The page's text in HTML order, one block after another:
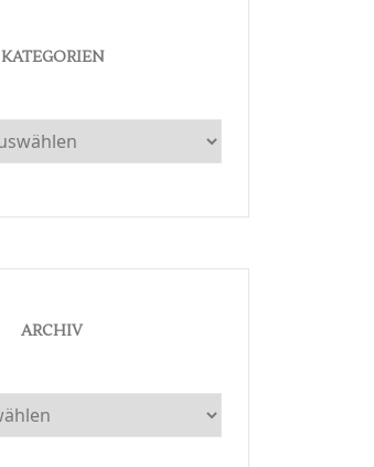
KATEGORIEN
ARCHIV